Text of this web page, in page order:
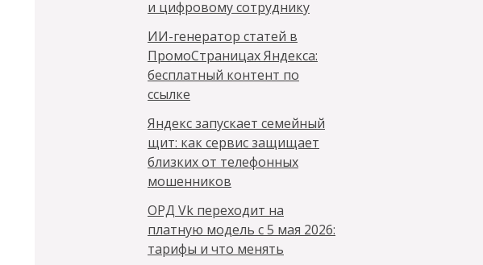
и цифровому сотруднику
ИИ-генератор статей в
ПромоСтраницах Яндекса:
бесплатный контент по
ссылке
Яндекс запускает семейный
щит: как сервис защищает
близких от телефонных
мошенников
ОРД Vk переходит на
платную модель с 5 мая 2026:
тарифы и что менять